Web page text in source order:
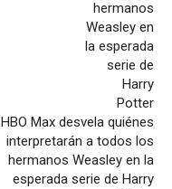
HBO Max desvela quiénes
interpretarán a todos los
hermanos Weasley en la
esperada serie de Harry